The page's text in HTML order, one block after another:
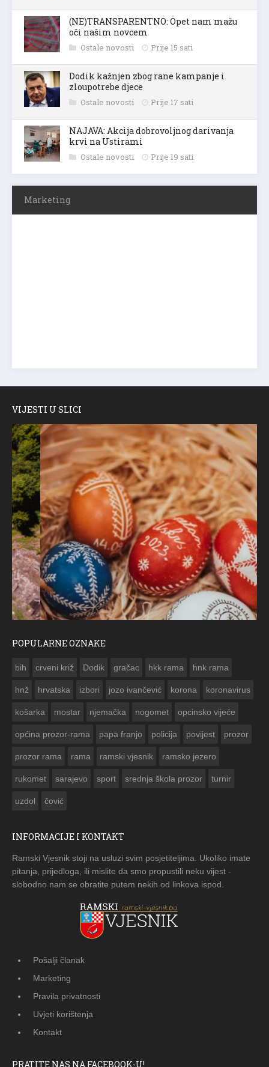
(NE)TRANSPARENTNO: Opet nam mažu
oči našim novcem
Ostale novosti Prije 15 sati
Dodik kažnjen zbog rane kampanje i
zloupotrebe djece
Ostale novosti Prije 17 sati
NAJAVA: Akcija dobrovoljnog darivanja
krvi na Ustirami
Ostale novosti Prije 19 sati
Marketing
VIJESTI U SLICI
POPULARNE OZNAKE
bih crveni križ Dodik gračac hkk rama hnk rama
hnž hrvatska izbori jozo ivančević korona koronavirus
košarka mostar njemačka nogomet opcinsko vijeće
općina prozor-rama papa franjo policija povijest prozor
prozor rama rama ramski vjesnik ramsko jezero
rukomet sarajevo sport srednja škola prozor turnir
uzdol čović
INFORMACIJE I KONTAKT
Ramski Vjesnik stoji na usluzi svim posjetiteljima. Ukoliko imate
pitanja, prijedloga, ili mislite da smo propustili neku vijest -
slobodno nam se obratite putem nekih od linkova ispod.
Pošalji članak
Marketing
Pravila privatnosti
Uvjeti korištenja
Kontakt
PRATITE NAS NA FACEBOOK-U!